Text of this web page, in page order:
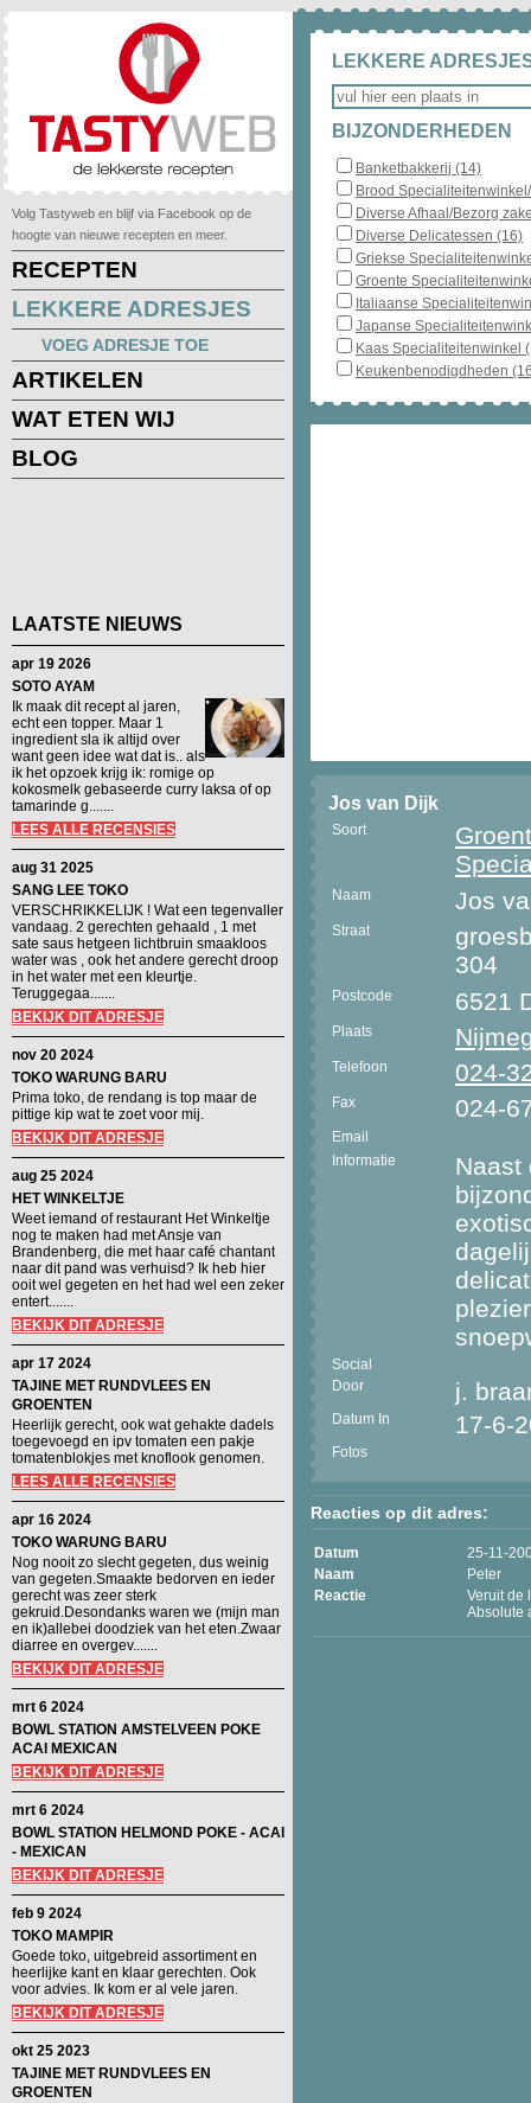
Volg Tastyweb en blijf via Facebook op de
hoogte van nieuwe recepten en meer.
RECEPTEN
LEKKERE ADRESJES
VOEG ADRESJE TOE
ARTIKELEN
WAT ETEN WIJ
BLOG
LAATSTE NIEUWS
apr 19 2026
SOTO AYAM
Ik maak dit recept al jaren,
echt een topper. Maar 1
ingredient sla ik altijd over
want geen idee wat dat is.. als
ik het opzoek krijg ik: romige op
kokosmelk gebaseerde curry laksa of op
tamarinde g.......
LEES ALLE RECENSIES
aug 31 2025
SANG LEE TOKO
VERSCHRIKKELIJK ! Wat een tegenvaller
vandaag. 2 gerechten gehaald , 1 met
sate saus hetgeen lichtbruin smaakloos
water was , ook het andere gerecht droop
in het water met een kleurtje.
Teruggegaa.......
BEKIJK DIT ADRESJE
nov 20 2024
TOKO WARUNG BARU
Prima toko, de rendang is top maar de
pittige kip wat te zoet voor mij.
BEKIJK DIT ADRESJE
aug 25 2024
HET WINKELTJE
Weet iemand of restaurant Het Winkeltje
nog te maken had met Ansje van
Brandenberg, die met haar café chantant
naar dit pand was verhuisd? Ik heb hier
ooit wel gegeten en het had wel een zeker
entert.......
BEKIJK DIT ADRESJE
apr 17 2024
TAJINE MET RUNDVLEES EN
GROENTEN
Heerlijk gerecht, ook wat gehakte dadels
toegevoegd en ipv tomaten een pakje
tomatenblokjes met knoflook genomen.
LEES ALLE RECENSIES
apr 16 2024
TOKO WARUNG BARU
Nog nooit zo slecht gegeten, dus weinig
van gegeten.Smaakte bedorven en ieder
gerecht was zeer sterk
gekruid.Desondanks waren we (mijn man
en ik)allebei doodziek van het eten.Zwaar
diarree en overgev.......
BEKIJK DIT ADRESJE
mrt 6 2024
BOWL STATION AMSTELVEEN POKE
ACAI MEXICAN
BEKIJK DIT ADRESJE
mrt 6 2024
BOWL STATION HELMOND POKE - ACAI
- MEXICAN
BEKIJK DIT ADRESJE
feb 9 2024
TOKO MAMPIR
Goede toko, uitgebreid assortiment en
heerlijke kant en klaar gerechten. Ook
voor advies. Ik kom er al vele jaren.
BEKIJK DIT ADRESJE
okt 25 2023
TAJINE MET RUNDVLEES EN
GROENTEN
LEKKERE
BIJZONDERHEDEN
Banketbakkerij (14)
Brood
Diverse Afhaal/Bezorg
Diverse Delicatessen (16)
Griekse
Groente
Italiaanse
Japanse
Kaas Specialiteitenwinkel
Keukenbenodigdheden
Jos van Dijk
Soort
Naam Jos
Straat
304
Postcode 6521
Plaats
Telefoon 024-
Fax 024-
Email
Informatie
Naast
Social
Door
j.
Datum In 17-6-
Fotos
Reacties op dit adres:
Datum
25-11-
Naam
Peter
Reactie
Veruit de
Absolute